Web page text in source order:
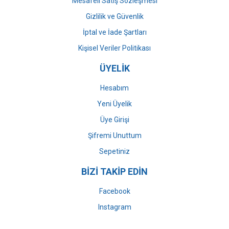
Gizlilik ve Güvenlik
İptal ve İade Şartları
Kişisel Veriler Politikası
ÜYELİK
Hesabım
Yeni Üyelik
Üye Girişi
Şifremi Unuttum
Sepetiniz
BİZİ TAKİP EDİN
Facebook
Instagram